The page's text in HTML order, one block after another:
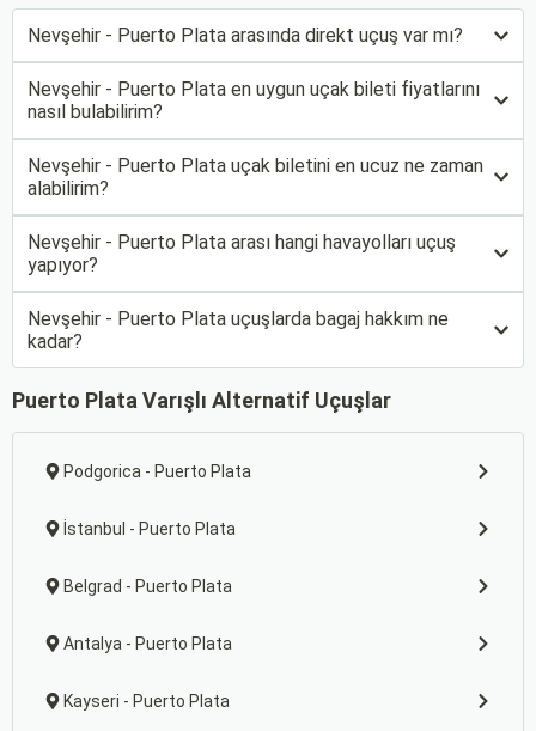
Nevşehir - Puerto Plata arasında direkt uçuş var mı?
Nevşehir - Puerto Plata en uygun uçak bileti fiyatlarını
nasıl bulabilirim?
Nevşehir - Puerto Plata uçak biletini en ucuz ne zaman
alabilirim?
Nevşehir - Puerto Plata arası hangi havayolları uçuş
yapıyor?
Nevşehir - Puerto Plata uçuşlarda bagaj hakkım ne
kadar?
Puerto Plata Varışlı Alternatif Uçuşlar
Podgorica - Puerto Plata
İstanbul - Puerto Plata
Belgrad - Puerto Plata
Antalya - Puerto Plata
Kayseri - Puerto Plata